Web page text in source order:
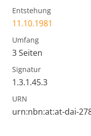
Entstehung
11.10.1981
Umfang
3 Seiten
Signatur
1.3.1.45.3
URN
urn:nbn:at:at-dai-